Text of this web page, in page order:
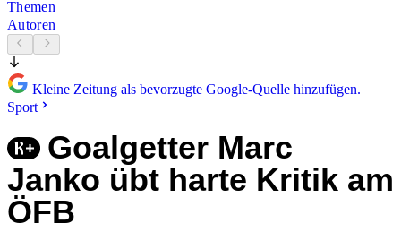
Themen
Autoren
Kleine Zeitung als bevorzugte Google-Quelle hinzufügen.
Sport
Goalgetter Marc
Janko übt harte Kritik am
ÖFB